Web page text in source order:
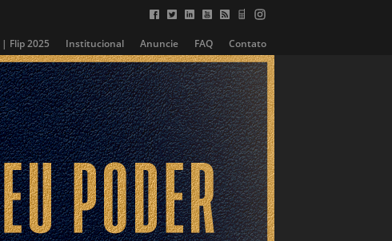
Flip 2025 Institucional Anuncie FAQ Contato